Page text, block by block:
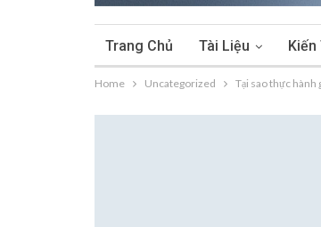
Trang Chủ Tài Liệu Kiến
Home Uncategorized Tại sao thực hành